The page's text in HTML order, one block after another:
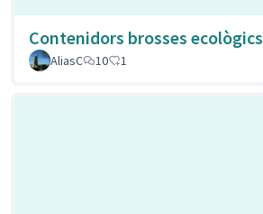
Contenidors brosses ecològics
AliasC
10 1